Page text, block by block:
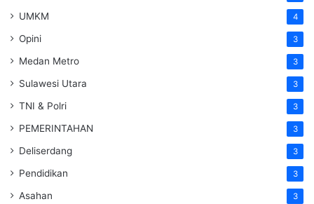
UMKM 4
Opini 3
Medan Metro 3
Sulawesi Utara 3
TNI & Polri 3
PEMERINTAHAN 3
Deliserdang 3
Pendidikan 3
Asahan 3